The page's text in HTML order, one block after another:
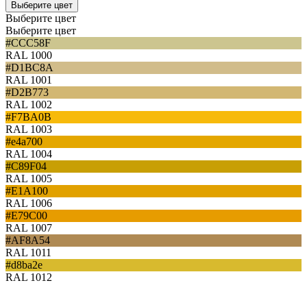
Выберите цвет
Выберите цвет
Выберите цвет
#CCC58F
RAL 1000
#D1BC8A
RAL 1001
#D2B773
RAL 1002
#F7BA0B
RAL 1003
#e4a700
RAL 1004
#C89F04
RAL 1005
#E1A100
RAL 1006
#E79C00
RAL 1007
#AF8A54
RAL 1011
#d8ba2e
RAL 1012